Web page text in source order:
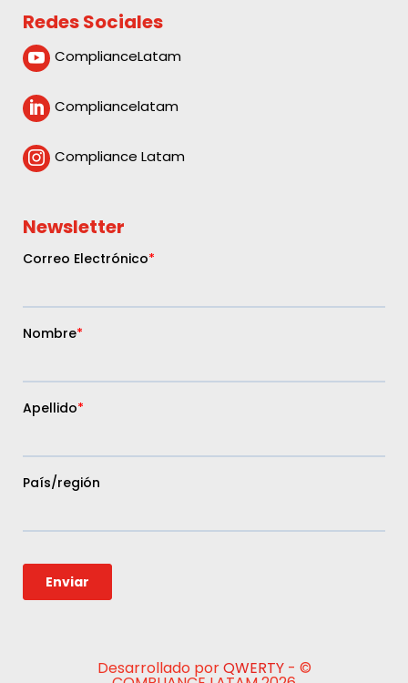
Redes Sociales
 ComplianceLatam
 Compliancelatam
 Compliance Latam
Newsletter
Desarrollado porQWERTY- ©